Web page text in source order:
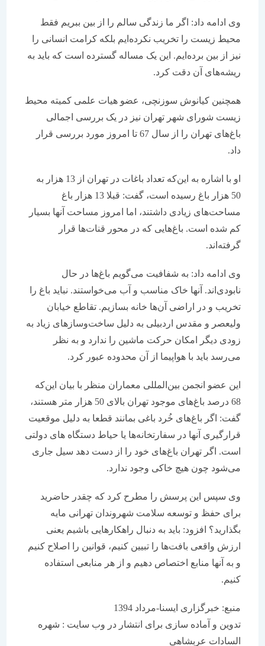
وی ادامه داد: اگر ما زندگی سالم را از بین ببریم فقط
محیط زیست را تخریب نکرده‌ایم بلکه کرامت انسانی را
نیز از بین برده‌ایم. این یک مساله‌ گسترده است که باید به
ریشه‌های آن دقت کرد.
همچنین کیانوش سوزنچی،‌ عضو هیات علمی کمیته محیط
زیست شورای شهر تهران نیز در یک بررسی اجمالی
باغ‌های تهران را از سال 67 تا امروز مورد بررسی قرار
او با اشاره به این‌که تعداد باغات در تهران از 13 هزار به
50 هزار باغ رسیده است، گفت: قبلا 13 هزار باغ
مساحت‌های زیادی داشتند، اما امروز مساحت آنها بسیار
کم شده است. باغ‌هایی که در محور قنات‌ها قرار
گرفته‌اند.
وی ادامه داد‌: به شفافیت می‌گویم باغ‌ها در حال
نابودی‌اند. آنها خاک مناسب و آب می‌خواستند. نباید باغ را
تخریب و در اراضی آن‌ها خانه بسازیم. تقاطع خیابان
ولیعصر و مقدس اردبیلی به دلیل ساخت‌وسازهای زیاد به
زودی دیگر امکان حرکت ماشین را ندارد و به نظر
می‌رسد باید با هواپیما از آن محدوده عبور کرد.
این عضو انجمن بین‌المللی معماران منظر با بیان این‌که
68 درصد باغ‌های موجود تهران بالای 50 هزار متر هستند،
گفت: اگر باغ‌های خُرد باغی بمانند قطعا به دلیل موقعیت
قرار‌گیری آنها در سفارتخانه‌ها یا حیاط دستگاه های دولتی
است. اگر تهران باغ‌های خود را از دست دهد سیل جاری
می‌شود چون هیچ خاکی وجود ندارد.
وی سپس این پرسش را مطرح کرد که چقدر حاضرید
برای حفظ و توسعه سلامت شهروندان تهرانی مایه
بگذارید؟ افزود: باید به دنبال راهکارهایی باشیم یعنی
ارزش واقعی بافت‌ها را تبیین کنیم، قوانین را اصلاح کنیم
و به آنها منابع اختصاص دهیم و از هر منابعی استفاده
منبع: خبرگزاری ایسنا-مرداد 1394
تدوین و آماده سازی برای انتشار در وب سایت : شهره
السادات عربشاهی